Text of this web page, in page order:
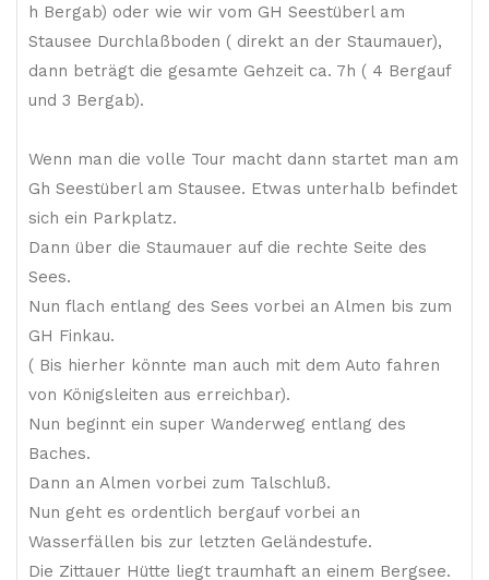
h Bergab) oder wie wir vom GH Seestüberl am
Stausee Durchlaßboden ( direkt an der Staumauer),
dann beträgt die gesamte Gehzeit ca. 7h ( 4 Bergauf
und 3 Bergab).
Wenn man die volle Tour macht dann startet man am
Gh Seestüberl am Stausee. Etwas unterhalb befindet
sich ein Parkplatz.
Dann über die Staumauer auf die rechte Seite des
Sees.
Nun flach entlang des Sees vorbei an Almen bis zum
GH Finkau.
( Bis hierher könnte man auch mit dem Auto fahren
von Königsleiten aus erreichbar).
Nun beginnt ein super Wanderweg entlang des
Baches.
Dann an Almen vorbei zum Talschluß.
Nun geht es ordentlich bergauf vorbei an
Wasserfällen bis zur letzten Geländestufe.
Die Zittauer Hütte liegt traumhaft an einem Bergsee.